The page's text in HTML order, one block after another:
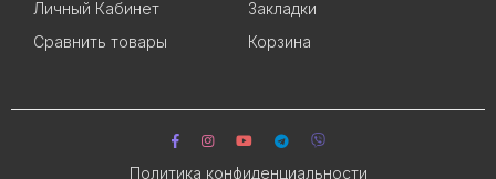
Личный Кабинет
Закладки
Сравнить товары
Корзина
Политика конфиденциальности